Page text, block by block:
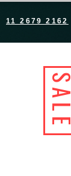
11 2679 2162
SALE